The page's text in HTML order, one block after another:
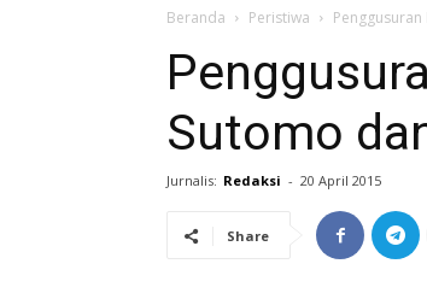
Beranda Peristiwa
Sutomo
Jurnalis: Redaksi - 20 April 2015
Share